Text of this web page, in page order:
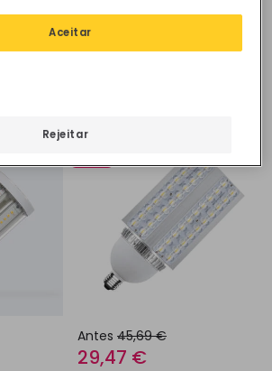
36W
Lâmpada LED E27 45W
Iluminação Pública Corn
IP65
Antes 45,69 €
29,47 €
Rejeitar
Aceitar